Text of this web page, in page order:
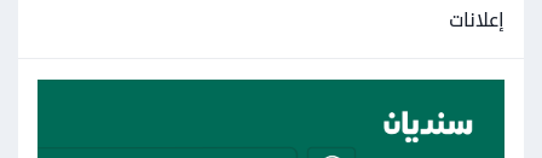
إعلانات